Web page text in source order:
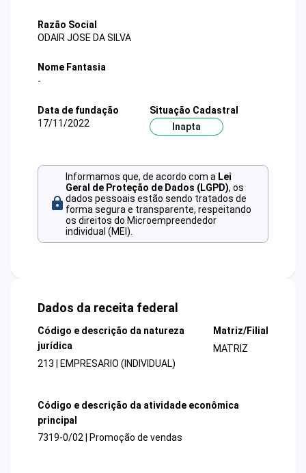
Razão Social
ODAIR JOSE DA SILVA
Nome Fantasia
-
Data de fundação
17/11/2022
Situação Cadastral
Inapta
Informamos que, de acordo com a Lei
Geral de Proteção de Dados (LGPD), os
dados pessoais estão sendo tratados de
forma segura e transparente, respeitando
os direitos do Microempreendedor
individual (MEI).
Dados da receita federal
Código e descrição da natureza
jurídica
213 | EMPRESARIO (INDIVIDUAL)
Matriz/Filial
MATRIZ
Código e descrição da atividade econômica
principal
7319-0/02 | Promoção de vendas